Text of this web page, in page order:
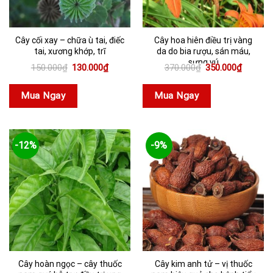
Cây cối xay – chữa ù tai, điếc
tai, xương khớp, trĩ
150.000₫ Giá
là:
130.000₫Giá
hiện
Mua Ngay
Cây hoa hiên điều trị vàng
da do bia rượu, sán máu,
sưng vú
370.000₫ Giá
là:
350.000₫Giá
hiện
Mua Ngay
-12%
Cây hoàn ngọc – cây thuốc
-9%
Cây kim anh tử – vị thuốc